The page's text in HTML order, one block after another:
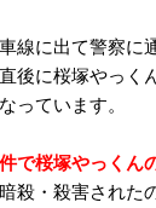
線に出て警察に
後に桜塚やっく
っています。
で桜塚やっくん
殺・殺害された